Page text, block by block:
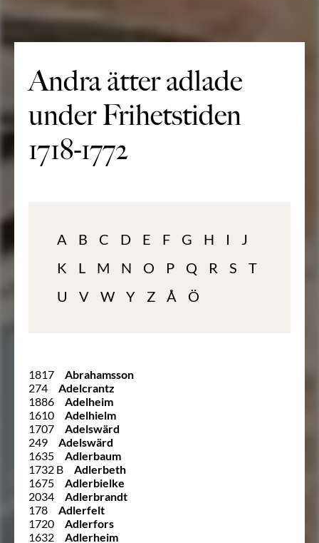
Andra ätter adlade
under Frihetstiden
1718-1772
A B C D E F G H I
J
K
L M N O P Q R S
T
U
V W Y Z Å Ö
1817
Abrahamsson
274
Adelcrantz
1886
Adelheim
1610
Adelhielm
1707
Adelswärd
249
Adelswärd
1635
Adlerbaum
1732 B
Adlerbeth
1675
Adlerbielke
2034
Adlerbrandt
178
Adlerfelt
1720
Adlerfors
1632
Adlerheim